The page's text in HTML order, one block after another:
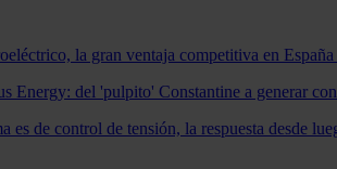
la gran ventaja competitiva en
Energy: del 'pulpito' Constantine a generar
es de control de tensión, la respuesta desde